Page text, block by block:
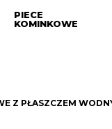
PIECE
KOMINKOWE
Z PŁASZCZEM